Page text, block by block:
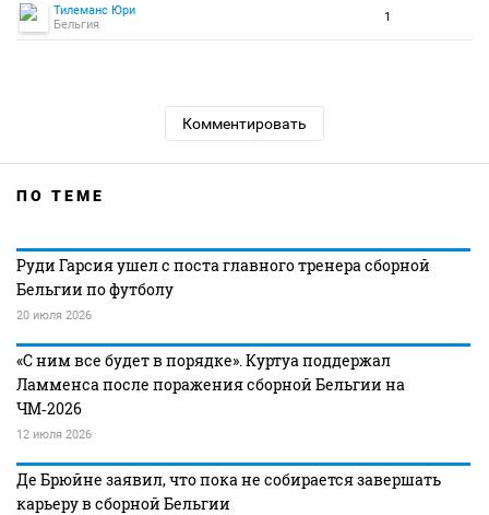
Тилеманс Юри
Бельгия
1
Комментировать
ПО ТЕМЕ
Руди Гарсия ушел с поста главного тренера сборной
Бельгии по футболу
20 июля 2026
«С ним все будет в порядке». Куртуа поддержал
Ламменса после поражения сборной Бельгии на
ЧМ‑2026
12 июля 2026
Де Брюйне заявил, что пока не собирается завершать
карьеру в сборной Бельгии